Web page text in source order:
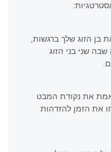
הזוג שלך ברגשות,
שני בני הזוג
את נקודת המבט
את הזמן להזדהות